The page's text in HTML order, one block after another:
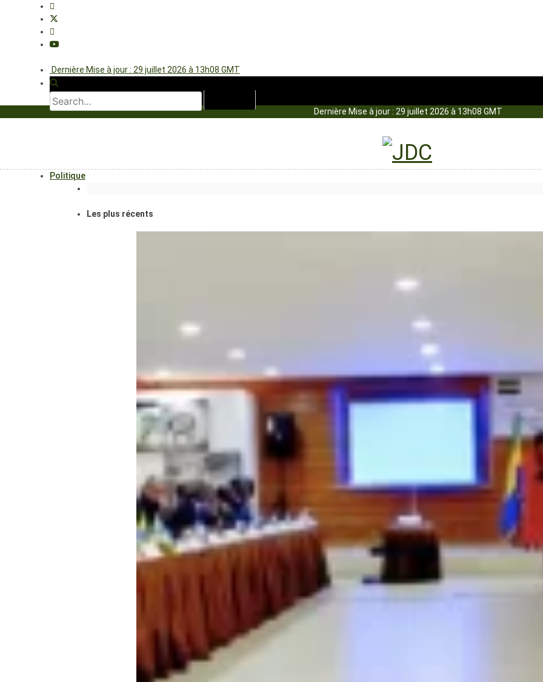
Dernière Mise à jour : 29 juillet 2026 à 13h08 GMT
Dernière Mise à jour : 29 juillet 2026 à 13h08 GMT
Politique
Les plus récents